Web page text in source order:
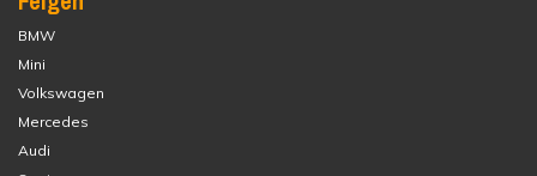
BMW
Mini
Volkswagen
Mercedes
Audi